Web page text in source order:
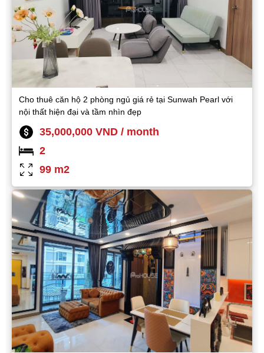
Cho thuê căn hộ 2 phòng ngủ giá rẻ tại Sunwah Pearl với
nội thất hiện đại và tầm nhìn đẹp
35,000,000 VND / month
2
99 m2